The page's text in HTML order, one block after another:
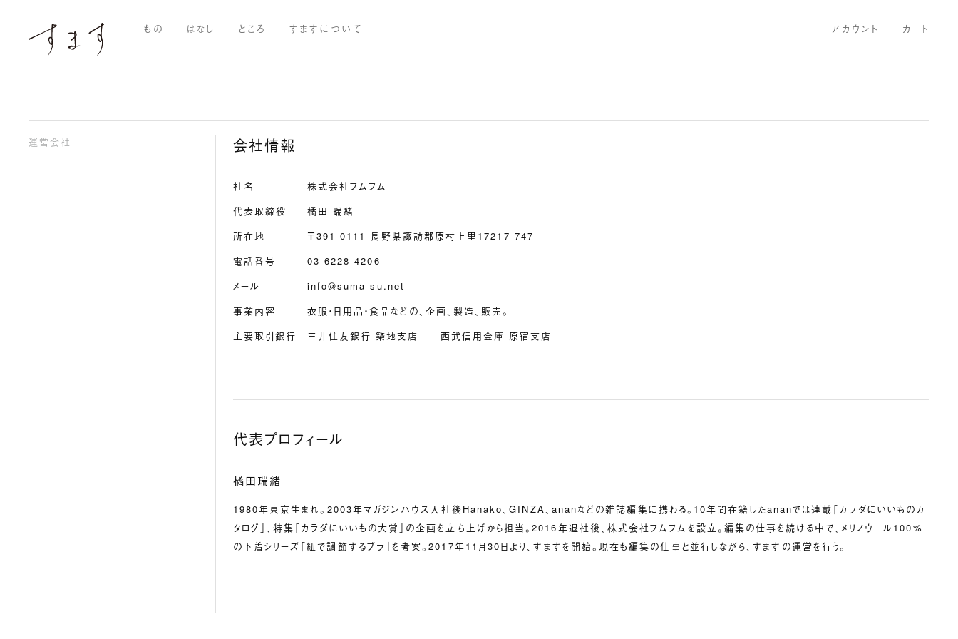
もの はなし ところ すますについて カート
アカウント
運営会社 会社情報
社名
株式会社フムフム
代表取締役
橘田 瑞緒
所在地
〒391-0111 長野県諏訪郡原村上里17217-747
電話番号
03-6228-4206
メール
info＠suma-su.net
事業内容
衣服・日用品・食品などの、企画、製造、販売。
主要取引銀行
三井住友銀行 築地支店 西武信用金庫 原宿支店
代表プロフィール
橘田瑞緒
1980年東京生まれ。2003年マガジンハウス入社後Hanako、GINZA、ananなどの雑誌編集に携わる。10年間在籍したananでは連載「カラダにいいものカ
タログ」、特集「カラダにいいもの大賞」の企画を立ち上げから担当。2016年退社後、株式会社フムフムを設立。編集の仕事を続ける中で、メリノウール100%
の下着シリーズ「紐で調節するブラ」を考案。2017年11月30日より、すますを開始。現在も編集の仕事と並行しながら、すますの運営を行う。